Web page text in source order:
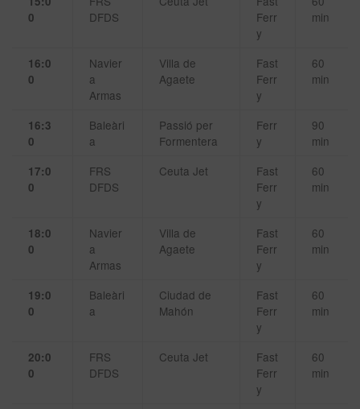
0
DFDS
Ferr
y
min
16:0
0
Navier
a
Armas
Villa de
Agaete
Fast
Ferr
y
60
min
16:3
0
Baleàri
a
Passió per
Formentera
Ferr
y
90
min
17:0
0
FRS
DFDS
Ceuta Jet
Fast
Ferr
y
60
min
18:0
0
Navier
a
Armas
Villa de
Agaete
Fast
Ferr
y
60
min
19:0
0
Baleàri
a
Ciudad de
Mahón
Fast
Ferr
y
60
min
20:0
0
FRS
DFDS
Ceuta Jet
Fast
Ferr
y
60
min